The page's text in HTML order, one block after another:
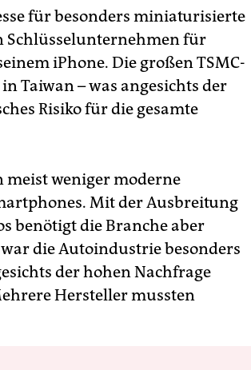
für besonders miniaturisierte
Schlüsselunternehmen für
iPhone. Die großen TSMC-
Taiwan – was angesichts der
Risiko für die gesamte
weniger moderne
Mit der Ausbreitung
benötigt die Branche aber
die Autoindustrie besonders
der hohen Nachfrage
Hersteller mussten